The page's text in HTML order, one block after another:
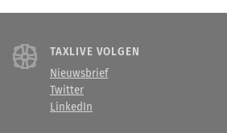
TAXLIVE VOLGEN
Nieuwsbrief
Twitter
LinkedIn